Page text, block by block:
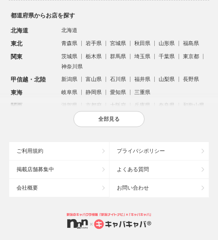
都道府県からお店を探す
北海道 北海道
東北 青森県 岩手県 宮城県 秋田県 山形県 福島県
関東 茨城県 栃木県 群馬県 埼玉県 千葉県
東京都
神奈川県
甲信越・北陸 新潟県 富山県 石川県 福井県 山梨県 長野県
東海 岐阜県 静岡県 愛知県 三重県
関西 滋賀県 京都府 大阪府 兵庫県 奈良県 和歌山県
鳥取県 島根県 岡山県 広島県
沖縄県
大宮のキャバクラ
新潟市のキャバクラ
全部見る
ご利用規約 プライバシポリシー
掲載店舗募集中 よくある質問
会社概要 お問い合わせ